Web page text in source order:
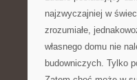
najzwyczajniej w
zrozumiałe,
własnego domu nie
budowniczych. Tylko